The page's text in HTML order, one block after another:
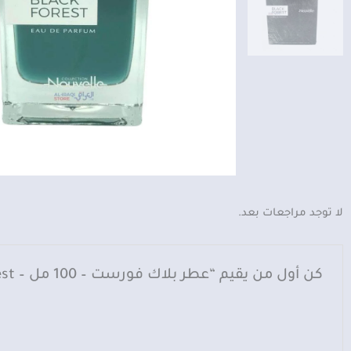
لا توجد مراجعات بعد.
كن أول من يقيم “عطر بلاك فورست – 100 مل – Black Forest”